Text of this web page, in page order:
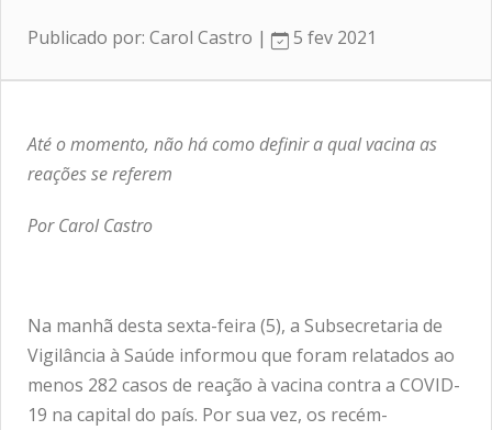
Publicado por: Carol Castro | 5 fev 2021
Até o momento, não há como definir a qual vacina as
reações se referem
Por Carol Castro
Na manhã desta sexta-feira (5), a Subsecretaria de
Vigilância à Saúde informou que foram relatados ao
menos 282 casos de reação à vacina contra a COVID-
19 na capital do país. Por sua vez, os recém-